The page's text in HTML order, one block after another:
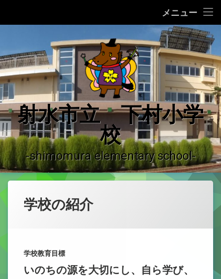
メニュー
学校の沿革
学校運営の概況
♪ 校歌 ♪
運用ガイドライン
登校許可証明書
やっちーの紹介
下村小学校だより
小学校教育課程研究集会（県西部） 外国語活動・外国
ン
ツ
へ
ス
キ
ッ
プ
射水市立 下村小学
校
-shimomura elementary school-
学校の紹介
学校教育目標
いのちの源を大切にし、自ら学び、